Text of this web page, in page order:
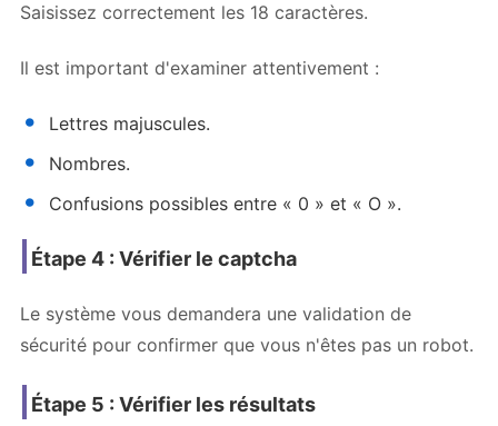
Saisissez correctement les 18 caractères.
Il est important d'examiner attentivement :
Lettres majuscules.
Nombres.
Confusions possibles entre « 0 » et « O ».
Étape 4 : Vérifier le captcha
Le système vous demandera une validation de
sécurité pour confirmer que vous n'êtes pas un robot.
Étape 5 : Vérifier les résultats